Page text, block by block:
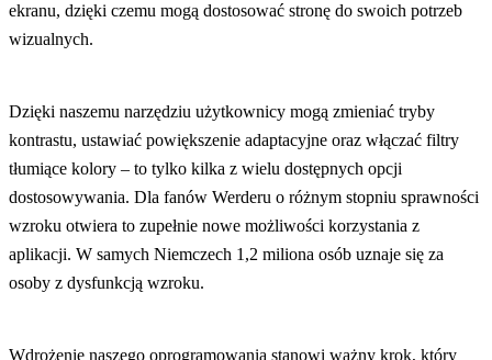
ekranu, dzięki czemu mogą dostosować stronę do swoich potrzeb
wizualnych.
Dzięki naszemu narzędziu użytkownicy mogą zmieniać tryby
kontrastu, ustawiać powiększenie adaptacyjne oraz włączać filtry
tłumiące kolory – to tylko kilka z wielu dostępnych opcji
dostosowywania. Dla fanów Werderu o różnym stopniu sprawności
wzroku otwiera to zupełnie nowe możliwości korzystania z
aplikacji. W samych Niemczech 1,2 miliona osób uznaje się za
osoby z dysfunkcją wzroku.
Wdrożenie naszego oprogramowania stanowi ważny krok, który